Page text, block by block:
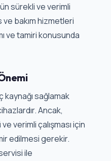
sürekli ve verimli
ve bakım hizmetleri
ve tamiri konusunda
sağlamak
Ancak,
verimli çalışması için
edilmesi gerekir.
ile